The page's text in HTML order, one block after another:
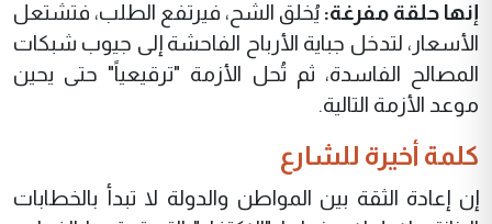
إنها حلقة مفرغة: يُخلق الشح، فيرتفع الطلب، فتشتعل
الأسعار، لتدخل جباية الأرباح الفاحشة إلى جيوب شبكات
المصالح الفاسدة، ثم تُحل الأزمة "ترقيعياً" حتى يحين
موعد الأزمة التالية.
كلمة أخيرة للشارع
إن إعادة الثقة بين المواطن والدولة لا تبدأ بالخطابات